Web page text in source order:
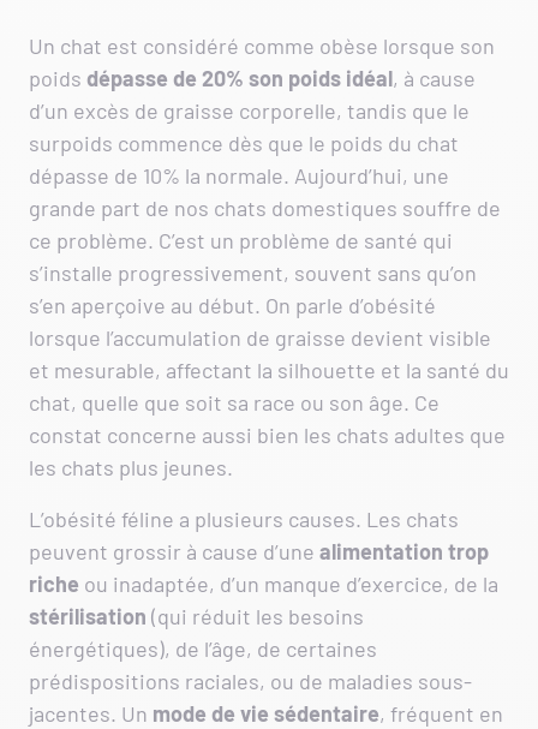
Un chat est considéré comme obèse lorsque son
poids dépasse de 20% son poids idéal, à cause
d’un excès de graisse corporelle, tandis que le
surpoids commence dès que le poids du chat
dépasse de 10% la normale. Aujourd’hui, une
grande part de nos chats domestiques souffre de
ce problème. C’est un problème de santé qui
s’installe progressivement, souvent sans qu’on
s’en aperçoive au début. On parle d’obésité
lorsque l’accumulation de graisse devient visible
et mesurable, affectant la silhouette et la santé du
chat, quelle que soit sa race ou son âge. Ce
constat concerne aussi bien les chats adultes que
les chats plus jeunes.
L’obésité féline a plusieurs causes. Les chats
peuvent grossir à cause d’une alimentation trop
riche ou inadaptée, d’un manque d’exercice, de la
stérilisation (qui réduit les besoins
énergétiques), de l’âge, de certaines
prédispositions raciales, ou de maladies sous-
jacentes. Un mode de vie sédentaire, fréquent en